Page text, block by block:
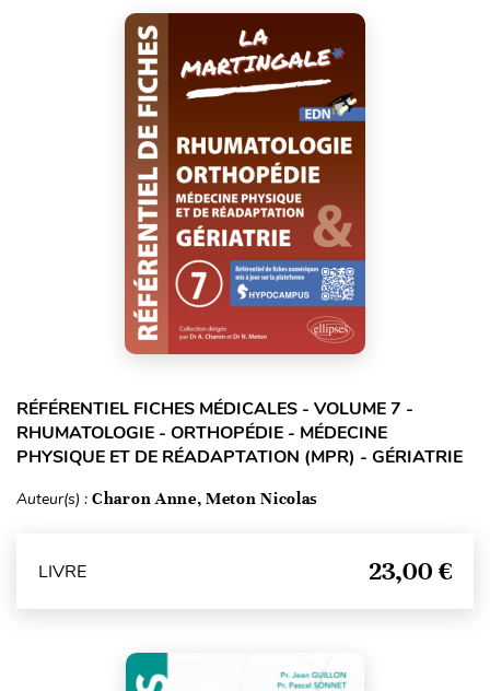
RÉFÉRENTIEL FICHES MÉDICALES - VOLUME 7 -
RHUMATOLOGIE - ORTHOPÉDIE - MÉDECINE
PHYSIQUE ET DE RÉADAPTATION (MPR) - GÉRIATRIE
Auteur(s) : Charon Anne, Meton Nicolas
LIVRE 23,00 €